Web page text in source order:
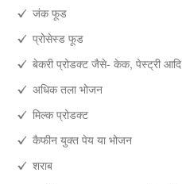
जंक फूड
प्रोसेस्ड फूड
बेकरी प्रोडक्ट जैसे- केक, पेस्ट्री आदि
अधिक तला भोजन
मिल्क प्रोडक्ट
कैफीन युक्त पेय या भोजन
शराब